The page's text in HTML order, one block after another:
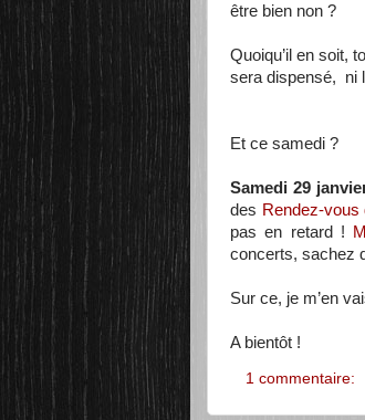
être bien non ?
Quoiqu’il en soit,
sera dispensé, ni
Et ce samedi ?
Samedi 29
des Rendez-vous
pas en retard !
concerts, sachez
Sur ce, je m’en
A bientôt !
1 commentaire: